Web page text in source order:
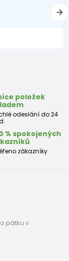
položek
odeslání do 24
% spokojených
zákazníky
pátku v